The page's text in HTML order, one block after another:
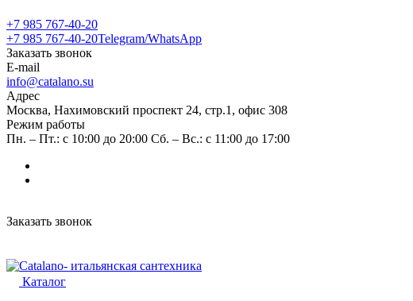
+7 985 767-40-20
+7 985 767-40-20Telegram/WhatsApp
Заказать звонок
E-mail
info@catalano.su
Адрес
Москва, Нахимовский проспект 24, стр.1, офис 308
Режим работы
Пн. – Пт.: с 10:00 до 20:00 Сб. – Вс.: с 11:00 до 17:00
Заказать звонок
Каталог